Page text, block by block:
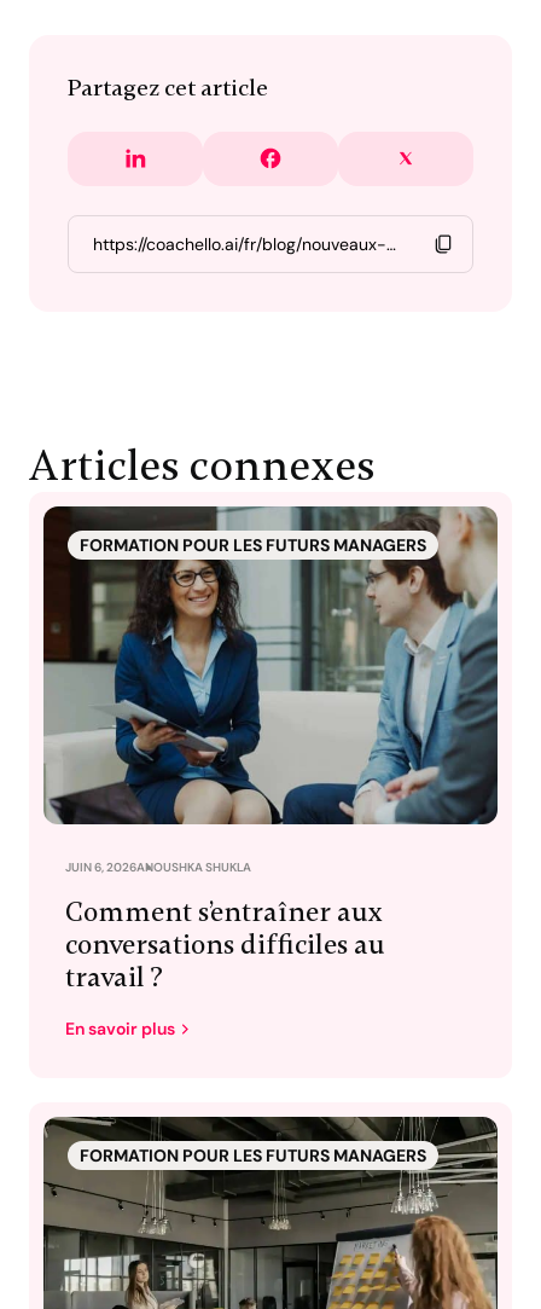
Partagez cet article
Articles connexes
FORMATION POUR LES FUTURS MANAGERS
JUIN 6, 2026ANOUSHKA SHUKLA
Comment s’entraîner aux
conversations difficiles au
travail ?
En savoir plus
FORMATION POUR LES FUTURS MANAGERS